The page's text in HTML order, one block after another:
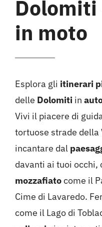
Hotel
Dolomiti
in moto
Esplora gli itinerari
delle Dolomitiin
Vivi il piacere di
tortuose strade della
incantare dal
davanti ai tuoi occhi,
mozzafiatocome il
Cime di Lavaredo.
come il Lago di